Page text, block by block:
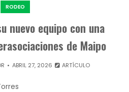
RODEO
nuevo equipo con una
de Maipo
ABRIL 27, 2026 ARTÍCULO